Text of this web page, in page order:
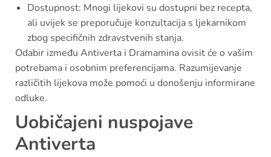
Dostupnost: Mnogi lijekovi su dostupni bez recepta,
ali uvijek se preporučuje konzultacija s ljekarnikom
zbog specifičnih zdravstvenih stanja.
Odabir između Antiverta i Dramamina ovisit će o vašim
potrebama i osobnim preferencijama. Razumijevanje
različitih lijekova može pomoći u donošenju informirane
odluke.
Uobičajeni nuspojave
Antiverta